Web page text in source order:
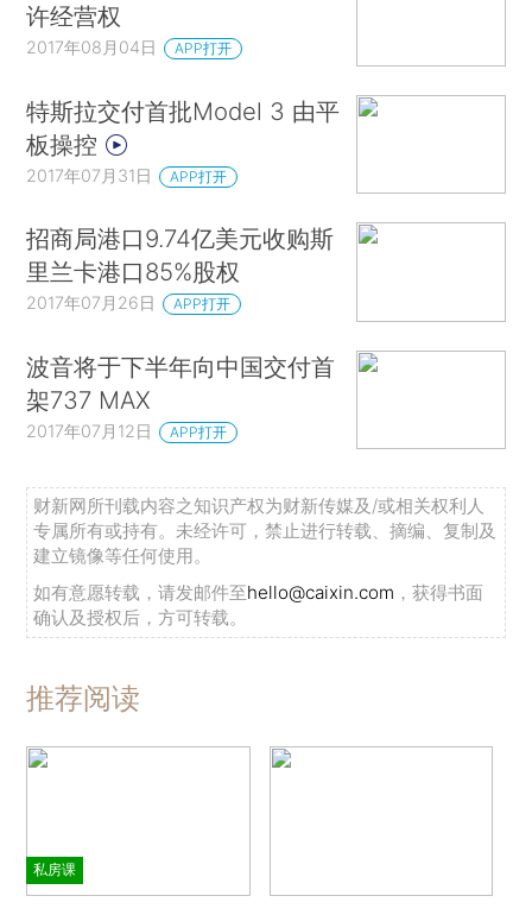
许经营权
2017年08月04日 APP打开
特斯拉交付首批Model 3 由平
板操控
2017年07月31日 APP打开
招商局港口9.74亿美元收购斯
里兰卡港口85%股权
2017年07月26日 APP打开
波音将于下半年向中国交付首
架737 MAX
2017年07月12日 APP打开
财新网所刊载内容之知识产权为财新传媒及/或相关权利人
专属所有或持有。未经许可，禁止进行转载、摘编、复制及
建立镜像等任何使用。
如有意愿转载，请发邮件至hello@caixin.com ，获得书面
确认及授权后，方可转载。
推荐阅读
私房课